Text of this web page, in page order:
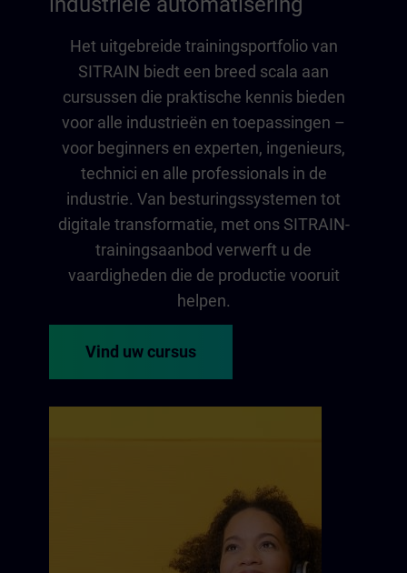
Het uitgebreide trainingsportfolio van
SITRAIN biedt een breed scala aan
cursussen die praktische kennis bieden
voor alle industrieën en toepassingen –
voor beginners en experten, ingenieurs,
technici en alle professionals in de
industrie. Van besturingssystemen tot
digitale transformatie, met ons SITRAIN-
trainingsaanbod verwerft u de
vaardigheden die de productie vooruit
helpen.
Vind uw cursus